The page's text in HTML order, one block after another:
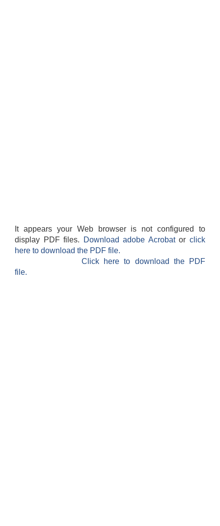
It appears your Web browser is not configured to
display PDF files.
Download adobe Acrobatorclick
here to download the PDF file.
Click here to download the PDF
file.